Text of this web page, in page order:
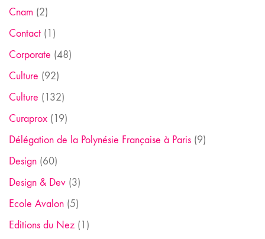
Cnam (2)
Contact (1)
Corporate (48)
Culture (92)
Culture (132)
Curaprox (19)
Délégation de la Polynésie Française à Paris (9)
Design (60)
Design & Dev (3)
Ecole Avalon (5)
Editions du Nez (1)